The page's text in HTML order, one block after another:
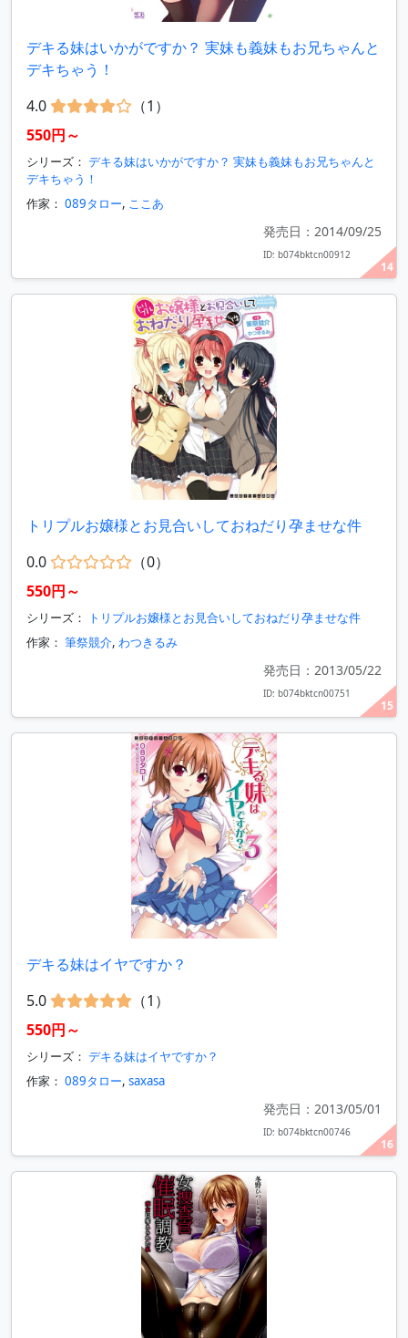
14
デキる妹はいかがですか？ 実妹も義妹もお兄ちゃんと
デキちゃう！
4.0
（1）
550円～
シリーズ： デキる妹はいかがですか？ 実妹も義妹もお兄ちゃんと
デキちゃう！
作家： 089タロー, ここあ
発売日：2014/09/25
ID: b074bktcn00912
15
トリプルお嬢様とお見合いしておねだり孕ませな件
0.0
（0）
550円～
シリーズ：
トリプルお嬢様とお見合いしておねだり孕ませな件
作家： 筆祭競介, わつきるみ
発売日：2013/05/22
ID: b074bktcn00751
16
デキる妹はイヤですか？
5.0
（1）
550円～
シリーズ： デキる妹はイヤですか？
作家： 089タロー, saxasa
発売日：2013/05/01
ID: b074bktcn00746